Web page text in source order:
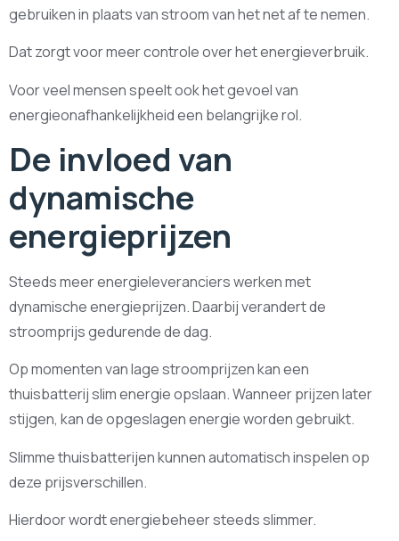
gebruiken in plaats van stroom van het net af te nemen.
Dat zorgt voor meer controle over het energieverbruik.
Voor veel mensen speelt ook het gevoel van
energieonafhankelijkheid een belangrijke rol.
De invloed van
dynamische
energieprijzen
Steeds meer energieleveranciers werken met
dynamische energieprijzen. Daarbij verandert de
stroomprijs gedurende de dag.
Op momenten van lage stroomprijzen kan een
thuisbatterij slim energie opslaan. Wanneer prijzen later
stijgen, kan de opgeslagen energie worden gebruikt.
Slimme thuisbatterijen kunnen automatisch inspelen op
deze prijsverschillen.
Hierdoor wordt energiebeheer steeds slimmer.